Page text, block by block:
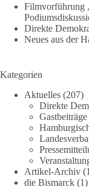
Filmvorführung
Direkte
Neues aus der
Kategorien
Aktuelles (207)
Direkte
Gastbeiträge
Artikel-Archiv
die Bismarck (1)